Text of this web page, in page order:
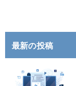
最新の投稿